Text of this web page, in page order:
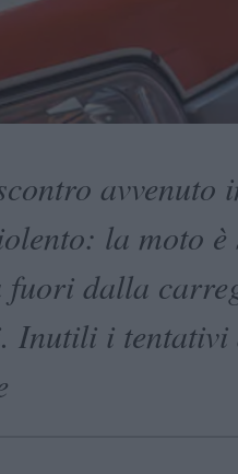
avvenuto
la moto è
fuori dalla
Inutili i tentativi